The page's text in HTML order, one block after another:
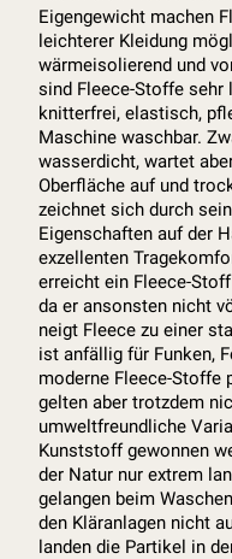
Eigengewicht machen
leichterer Kleidung
wärmeisolierend und
sind Fleece-Stoffe sehr
knitterfrei, elastisch,
Maschine waschbar.
wasserdicht, wartet
Oberfläche auf und
zeichnet sich durch
Eigenschaften auf der
exzellenten
erreicht ein Fleece-
da er ansonsten nicht
neigt Fleece zu einer
ist anfällig für Funken,
moderne Fleece-Stoffe
gelten aber trotzdem
umweltfreundliche
Kunststoff gewonnen
der Natur nur extrem
gelangen beim
den Kläranlagen nicht
landen die Partikel in